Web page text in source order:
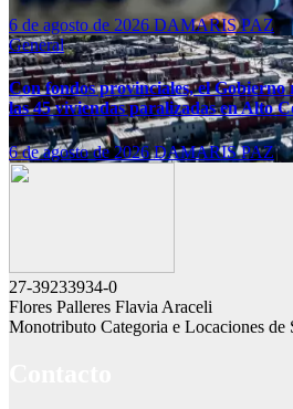
6 de agosto de 2026DAMARIS PAZ
General
Con fondos provinciales, el Gobierno
las 45 viviendas paralizadas en Alto
6 de agosto de 2026DAMARIS PAZ
27-39233934-0
Flores Palleres Flavia Araceli
Monotributo Categoria e Locaciones de